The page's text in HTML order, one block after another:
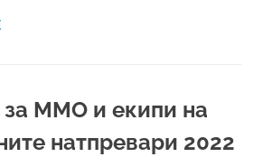
ММО и екипи на
натпревари 2022